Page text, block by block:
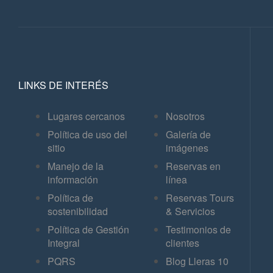
LINKS DE INTERÉS
Lugares cercanos
Política de uso del
sitio
Manejo de la
información
Política de
sostenibilidad
Política de Gestión
Integral
PQRS
Nosotros
Galería de
imágenes
Reservas en
línea
Reservas Tours
& Servicios
Testimonios de
clientes
Blog Lleras 10